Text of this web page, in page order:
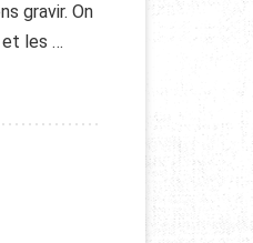
gravir. On
et les …
(ALSACE, VOSGES)